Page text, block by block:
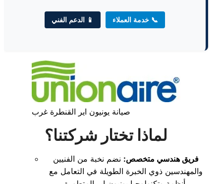
📞 خدمة العملاء 📱 الدعم الفني
صيانة يونيون اير القنطرة غرب
لماذا تختار شركتنا؟
فريق هندسي متخصص: نضم نخبة من الفنيين
والمهندسين ذوي الخبرة الطويلة في التعامل مع